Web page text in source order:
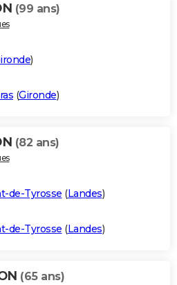
(99 ans)
)
(Gironde)
(82 ans)
de-Tyrosse (Landes)
de-Tyrosse (Landes)
(65 ans)